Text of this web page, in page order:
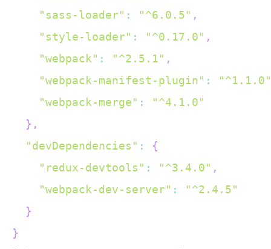
"sass-loader" : "^6.0.5" ,
"style-loader" : "^0.17.0" ,
"webpack" : "^2.5.1" ,
"webpack-manifest-plugin" :
"^1.1.0"
"webpack-merge" :
"^4.1.0"
} ,
"devDependencies" :
{
"redux-devtools" : "^3.4.0" ,
"webpack-dev-server" :
"^2.4.5"
}
}